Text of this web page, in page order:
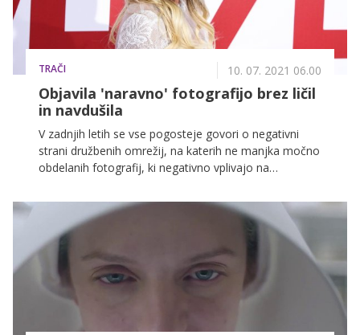
TRAČI 10. 07. 2021 06.00
Objavila 'naravno' fotografijo brez ličil
in navdušila
V zadnjih letih se vse pogosteje govori o negativni
strani družbenih omrežij, na katerih ne manjka močno
obdelanih fotografij, ki negativno vplivajo na
dnevi sprejela nov zakon, ki narekuje, da morajo biti
obdelane fotografije ustrezno označene, zato je
vsaka 'naravna' fotografija posameznikov, ki jim
sledijo številni mladi, še toliko pomembnejša. Tokrat
je takšno objavila Kaley Cuoco, ki je zaslovela z vlogo
Penny v priljubljeni seriji Veliki pokovci.